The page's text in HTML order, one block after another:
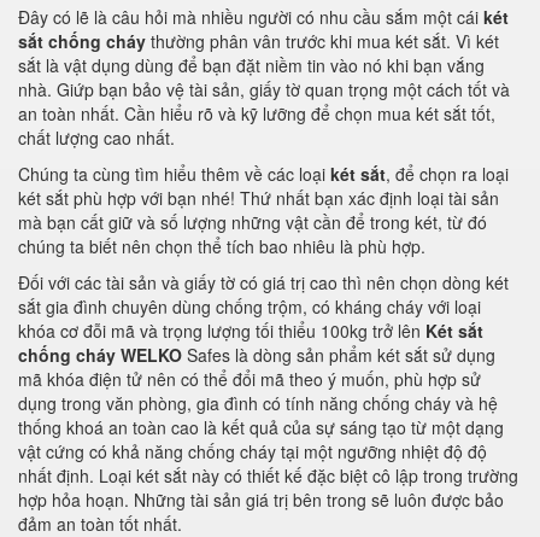
Đây có lẽ là câu hỏi mà nhiều người có nhu cầu sắm một cái két
sắt chống cháy thường phân vân trước khi mua két sắt. Vì két
sắt là vật dụng dùng để bạn đặt niềm tin vào nó khi bạn vắng
nhà. Giứp bạn bảo vệ tài sản, giấy tờ quan trọng một cách tốt và
an toàn nhất. Cần hiểu rõ và kỹ lưỡng để chọn mua két sắt tốt,
chất lượng cao nhất.
Chúng ta cùng tìm hiểu thêm về các loại két sắt, để chọn ra loại
két sắt phù hợp với bạn nhé! Thứ nhất bạn xác định loại tài sản
mà bạn cất giữ và số lượng những vật cần để trong két, từ đó
chúng ta biết nên chọn thể tích bao nhiêu là phù hợp.
Đối với các tài sản và giấy tờ có giá trị cao thì nên chọn dòng két
sắt gia đình chuyên dùng chống trộm, có kháng cháy với loại
khóa cơ đỗi mã và trọng lượng tối thiểu 100kg trở lên Két sắt
chống cháy WELKO Safes là dòng sản phẩm két sắt sử dụng
mã khóa điện tử nên có thể đổi mã theo ý muốn, phù hợp sử
dụng trong văn phòng, gia đình có tính năng chống cháy và hệ
thống khoá an toàn cao là kết quả của sự sáng tạo từ một dạng
vật cứng có khả năng chống cháy tại một ngưỡng nhiệt độ độ
nhất định. Loại két sắt này có thiết kế đặc biệt cô lập trong trường
hợp hỏa hoạn. Những tài sản giá trị bên trong sẽ luôn được bảo
đảm an toàn tốt nhất.